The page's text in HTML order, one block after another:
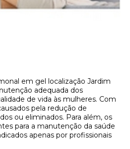
em gel localização Jardim
adequada dos
de vida às mulheres. Com
pela redução de
ou eliminados. Para além, os
para a manutenção da saúde
apenas por profissionais